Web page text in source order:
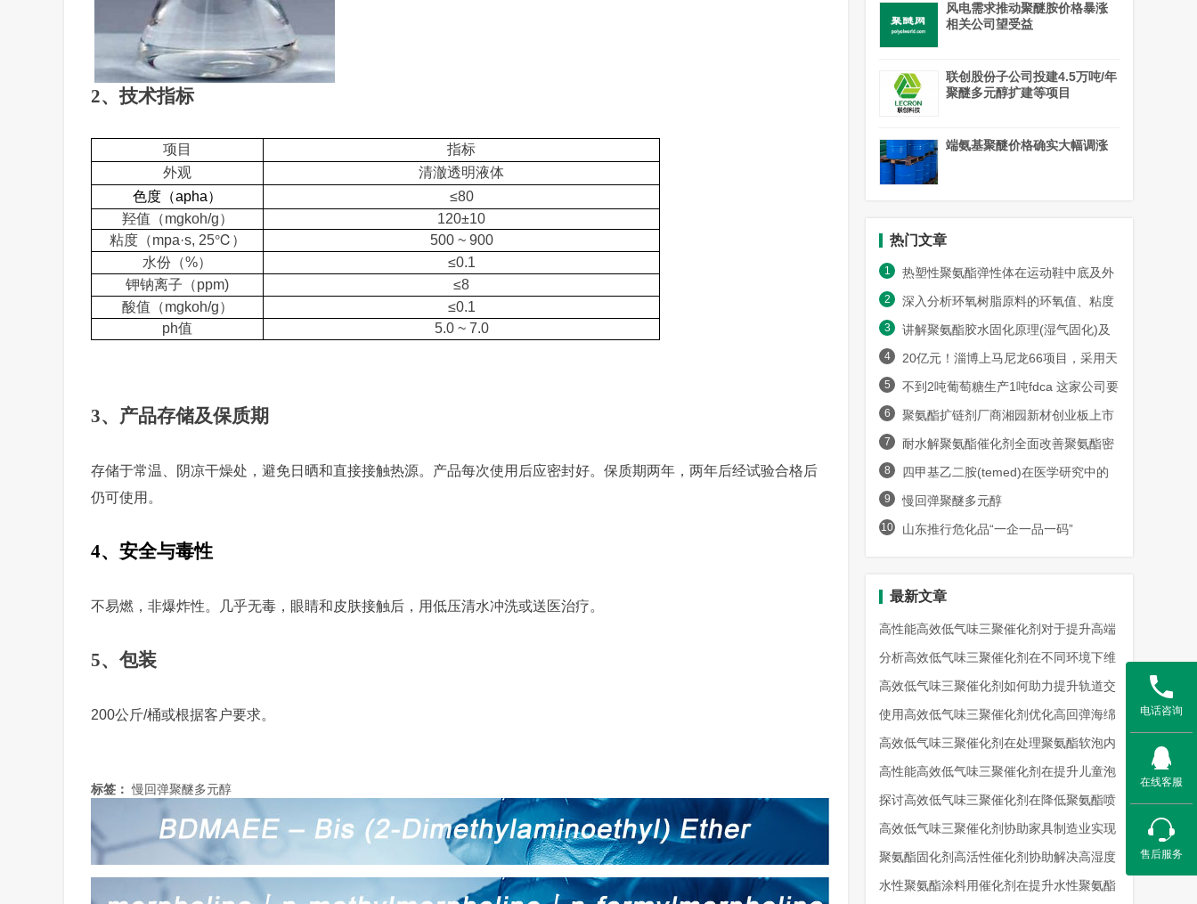
2、技术指标
项目
指标
外观
清澈透明液体
色度 （apha） ≤80
羟值 （mgkoh/g） 120±10
粘度（mpa·s, 25℃ ）
500 ~ 900
水份 （%） ≤0.1
钾钠离子 （ppm) ≤8
酸值 （mgkoh/g） ≤0.1
ph值 5.0 ~ 7.0
3、产品存储及保质期
存储于常温、阴凉干燥处，避免日晒和直接接触热源。产品每次使用后应密封好。保质期两年，两年后经试验合格后
仍可使用。
4、安全与毒性
不易燃 ， 非爆炸性。几乎无毒，眼睛和皮肤接触后 ，用低压清水冲洗或送医治疗。
5、包装
200公斤/桶或根据客户要求。
标签： 慢回弹聚醚多元醇
风电需求推动聚醚胺价格暴涨
相关公司望受益
联创股份子公司投建4.5万吨/年
聚醚多元醇扩建等项目
端氨基聚醚价格确实大幅调涨
热门文章
1
热塑性聚氨酯弹性体在运动鞋中底及外
底材料的应用趋势
2
深入分析环氧树脂原料的环氧值、粘度
及其对固化工艺的影响
3
讲解聚氨酯胶水固化原理(湿气固化)及
环境湿度影响
4
20亿元！淄博上马尼龙66项目，采用天
辰齐翔己二胺原料！
5
不到2吨葡萄糖生产1吨fdca 这家公司要
把fdca成本降到1万元
6
聚氨酯扩链剂厂商湘园新材创业板上市
申请获受理
7
耐水解聚氨酯催化剂全面改善聚氨酯密
封胶密封持久性的方式
8
四甲基乙二胺(temed)在医学研究中的
重要角色和实际应用
9 慢回弹聚醚多元醇
10 山东推行危化品“一企一品一码”
最新文章
高性能高效低气味三聚催化剂对于提升高端
聚氨酯复合材料环保级别效能
分析高效低气味三聚催化剂在不同环境下维
持催化性能且保证气味控制表现
高效低气味三聚催化剂如何助力提升轨道交
通聚氨酯内饰件的室内空气质量
使用高效低气味三聚催化剂优化高回弹海绵
生产流程并满足严苛环保出口
高效低气味三聚催化剂在处理聚氨酯软泡内
芯异味去除工艺的技术应用指导
高性能高效低气味三聚催化剂在提升儿童泡
沫玩具安全性与触感表现分析
探讨高效低气味三聚催化剂在降低聚氨酯喷
涂硬泡异味影响方面的实际效果
高效低气味三聚催化剂协助家具制造业实现
绿色环保认证的生产工艺升级
聚氨酯固化剂高活性催化剂协助解决高湿度
天气下聚氨酯涂层固化慢痛点
水性聚氨酯涂料用催化剂在提升水性聚氨酯
电话咨询
在线客服
售后服务